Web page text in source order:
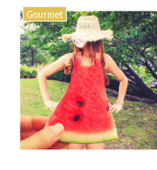
Gourmet